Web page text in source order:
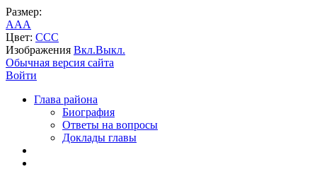
Размер:
AAA
Цвет: CCC
Изображения Вкл.Выкл.
Обычная версия сайта
Войти
Глава района
Биография
Ответы на вопросы
Доклады главы